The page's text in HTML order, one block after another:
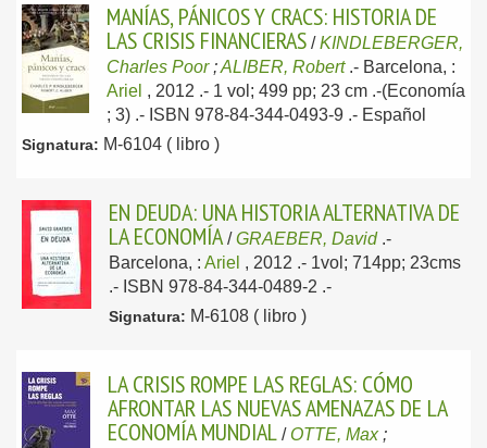
MANÍAS, PÁNICOS Y CRACS: HISTORIA DE
LAS CRISIS FINANCIERAS /KINDLEBERGER,
Charles Poor;ALIBER, Robert .- Barcelona, :
Ariel , 2012 .- 1 vol; 499 pp; 23 cm .-(Economía
; 3) .- ISBN 978-84-344-0493-9 .- Español
Signatura: M-6104 ( libro )
EN DEUDA: UNA HISTORIA ALTERNATIVA DE
LA ECONOMÍA /GRAEBER, David .-
Barcelona, : Ariel , 2012 .- 1vol; 714pp; 23cms
.- ISBN 978-84-344-0489-2 .-
Signatura: M-6108 ( libro )
LA CRISIS ROMPE LAS REGLAS: CÓMO
AFRONTAR LAS NUEVAS AMENAZAS DE LA
ECONOMÍA MUNDIAL / OTTE, Max;